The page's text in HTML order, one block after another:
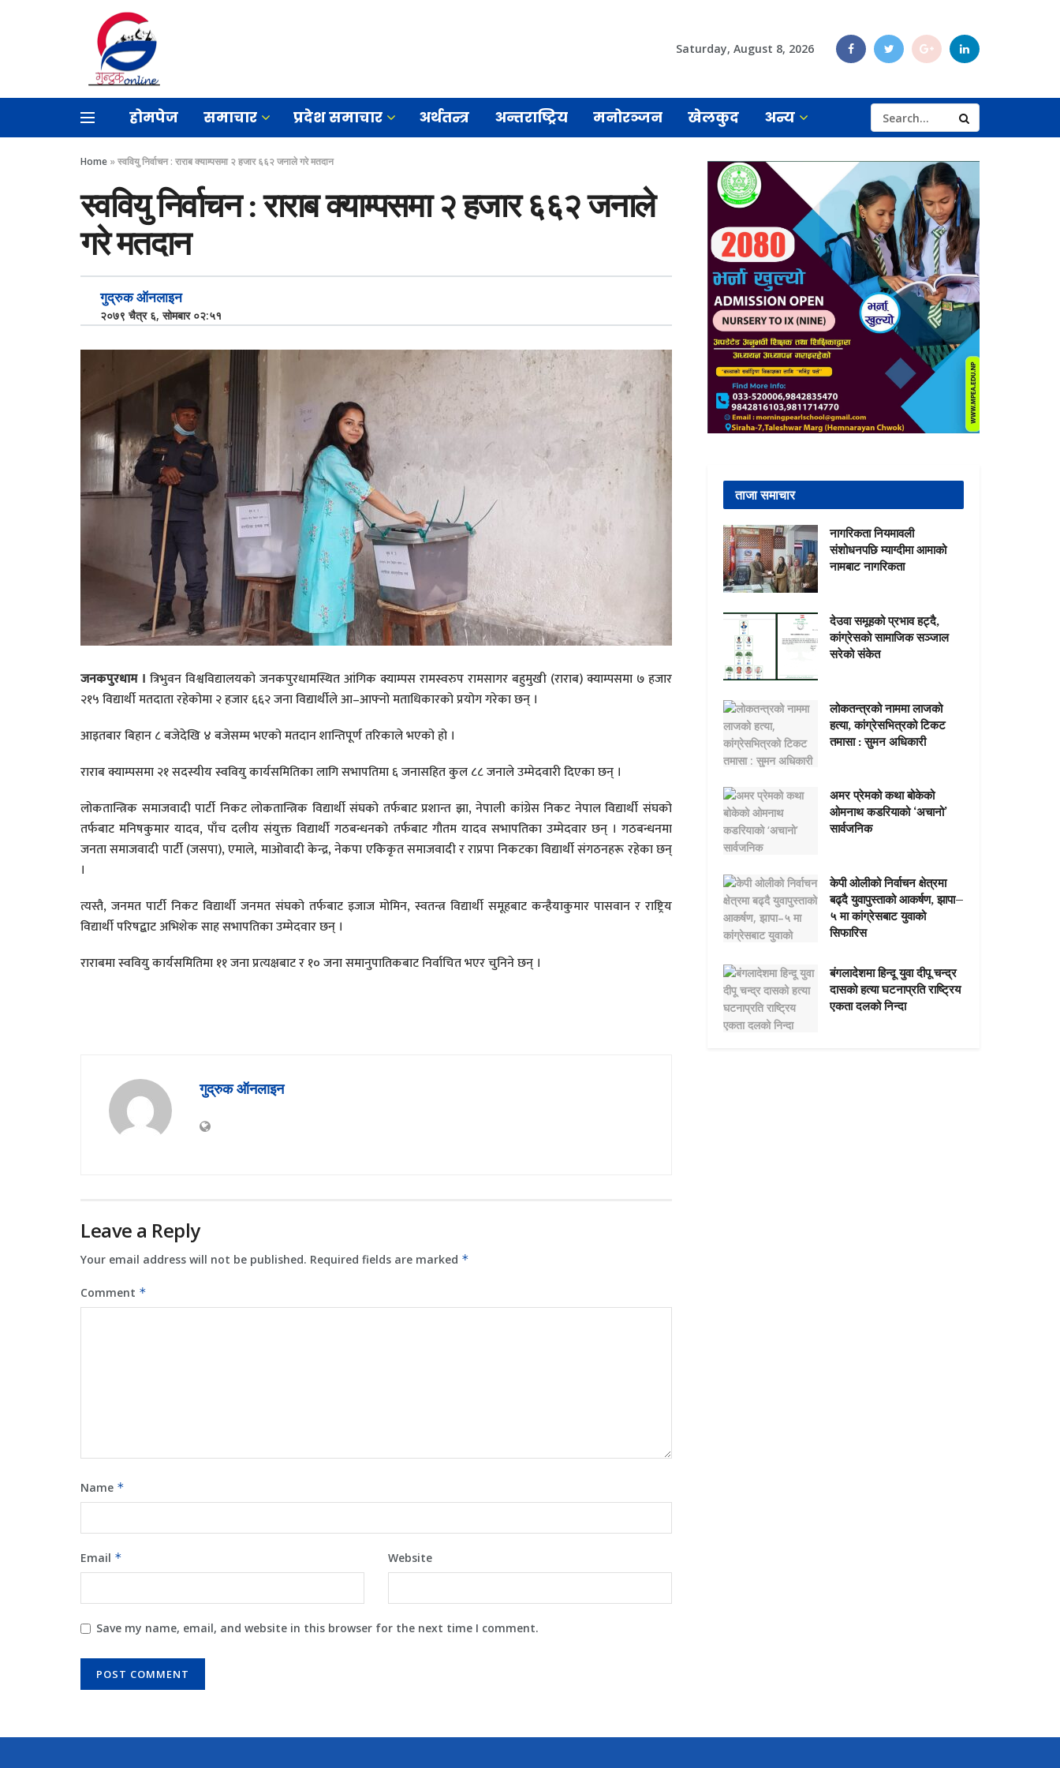
Saturday, August 8, 2026
होमपेज समाचार प्रदेश समाचार अर्थतन्त्र अन्तराष्ट्रिय मनोरञ्जन खेलकुद अन्य
Home »स्ववियु निर्वाचन : राराब क्याम्पसमा २ हजार ६६२ जनाले गरे मतदान
स्ववियु निर्वाचन : राराब क्याम्पसमा २ हजार ६६२ जनाले
गरे मतदान
गुद्रुक ऑनलाइन
२०७९ चैत्र ६, सोमबार ०२:५१
जनकपुरधाम । त्रिभुवन विश्वविद्यालयको जनकपुरधामस्थित आंगिक क्याम्पस रामस्वरुप रामसागर बहुमुखी (राराब) क्याम्पसमा ७ हजार
२१५ विद्यार्थी मतदाता रहेकोमा २ हजार ६६२ जना विद्यार्थीले आ–आफ्नो मताधिकारको प्रयोग गरेका छन् ।
आइतबार बिहान ८ बजेदेखि ४ बजेसम्म भएको मतदान शान्तिपूर्ण तरिकाले भएको हो ।
राराब क्याम्पसमा २१ सदस्यीय स्ववियु कार्यसमितिका लागि सभापतिमा ६ जनासहित कुल ८८ जनाले उम्मेदवारी दिएका छन् ।
लोकतान्त्रिक समाजवादी पार्टी निकट लोकतान्त्रिक विद्यार्थी संघको तर्फबाट प्रशान्त झा, नेपाली कांग्रेस निकट नेपाल विद्यार्थी संघको
तर्फबाट मनिषकुमार यादव, पाँच दलीय संयुक्त विद्यार्थी गठबन्धनको तर्फबाट गौतम यादव सभापतिका उम्मेदवार छन् । गठबन्धनमा
जनता समाजवादी पार्टी (जसपा), एमाले, माओवादी केन्द्र, नेकपा एकिकृत समाजवादी र राप्रपा निकटका विद्यार्थी संगठनहरू रहेका छन्
।
त्यस्तै, जनमत पार्टी निकट विद्यार्थी जनमत संघको तर्फबाट इजाज मोमिन, स्वतन्त्र विद्यार्थी समूहबाट कन्हैयाकुमार पासवान र राष्ट्रिय
विद्यार्थी परिषद्बाट अभिशेक साह सभापतिका उम्मेदवार छन् ।
राराबमा स्ववियु कार्यसमितिमा ११ जना प्रत्यक्षबाट र १० जना समानुपातिकबाट निर्वाचित भएर चुनिने छन् ।
गुद्रुक ऑनलाइन
Leave a Reply
Your email address will not be published. Required fields are marked *
Comment *
Name *
Email * Website
Save my name, email, and website in this browser for the next time I comment.
ताजा समाचार
नागरिकता नियमावली
संशोधनपछि म्याग्दीमा आमाको
नामबाट नागरिकता
देउवा समूहको प्रभाव हट्दै,
कांग्रेसको सामाजिक सञ्जाल
सरेको संकेत
लोकतन्त्रको नाममा लाजको
हत्या, कांग्रेसभित्रको टिकट
तमासा : सुमन अधिकारी
अमर प्रेमको कथा बोकेको
ओमनाथ कडरियाको ‘अचानो’
सार्वजनिक
केपी ओलीको निर्वाचन क्षेत्रमा
बढ्दै युवापुस्ताको आकर्षण, झापा–
५ मा कांग्रेसबाट युवाको
सिफारिस
बंगलादेशमा हिन्दू युवा दीपू चन्द्र
दासको हत्या घटनाप्रति राष्ट्रिय
एकता दलको निन्दा